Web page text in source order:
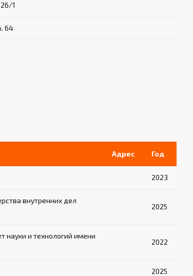
1
64
Адрес Год
2023
внутренних дел
2025
науки и технологий имени
2022
2025